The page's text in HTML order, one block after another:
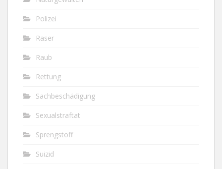
Polizei
Raser
Raub
Rettung
Sachbeschädigung
Sexualstraftat
Sprengstoff
Suizid